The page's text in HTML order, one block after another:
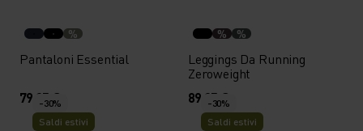
%
Pantaloni Essential
79,95 €
% %
Leggings Da Running
Zeroweight
89,95 €
-30%
Saldi estivi
-30%
Saldi estivi